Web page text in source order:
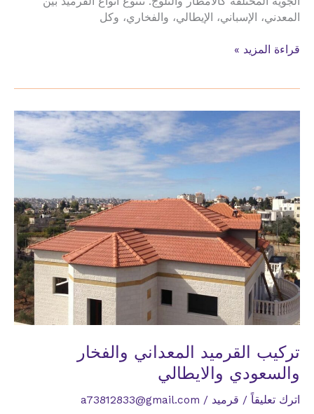
المعدني، الإسباني، الإيطالي، والفخاري، وكل
افضل
الاسباني
الايطالي
والفخار
قرميد
بافضل
الاسعار
قراءة المزيد »
تركيب القرميد المعداني والفخار
والسعودي والايطالي
اترك تعليقاً / قرميد /
a73812833@gmail.com